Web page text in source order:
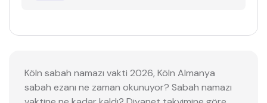
Köln sabah namazı vakti 2026, Köln Almanya
sabah ezanı ne zaman okunuyor? Sabah namazı